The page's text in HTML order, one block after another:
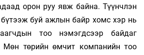
орон руу явж байна. Түүнчлэн
буй ажлын байр хомс хэр нь
тоо нэмэгдсээр байдаг
Мөн төрийн өмчит компанийн тоо